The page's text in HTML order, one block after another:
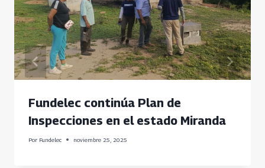
Fundelec continúa Plan de
Inspecciones en el estado Miranda
Por Fundelec noviembre 25, 2025